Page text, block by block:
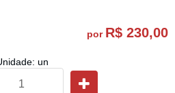
por R$ 230,00
un